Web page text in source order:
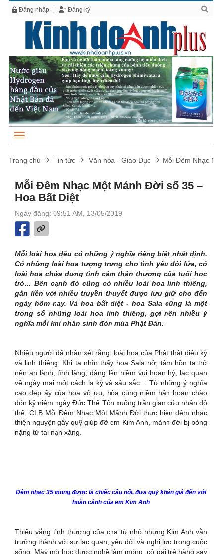
Đăng nhập Đăng ký
Trang chủ Tin tức Văn hóa - Giáo Dục Mỗi Đêm Nhạc
Mỗi Đêm Nhạc Một Mảnh Đời số 35 –
Hoa Bất Diệt
Ngày đăng: 09:51 AM, 13/05/2019
Mỗi loài hoa đều có những ý nghĩa riêng biệt nhất định.
Có những loài hoa tượng trưng cho tình yêu đôi lứa, có
loài hoa chứa đựng tình cảm thân thương của tuổi học
trò… Bên cạnh đó cũng có nhiều loài hoa linh thiêng,
gắn liền với nhiều truyền thuyết được lưu giữ cho đến
ngày hôm nay. Và hoa bất diệt - hoa Sala cũng là một
trong số những loài hoa linh thiêng, gợi nên nhiều ý
nghĩa mỗi khi nhân sinh đón mùa Phật Đản.
Nhiều người đã nhận xét rằng, loài hoa của Phật thật diệu kỳ
và linh thiêng. Khi ta nhìn thấy hoa Sala nở, tâm hồn ta trở
nên an lành, tĩnh lặng, dâng lên niềm vui hoan hỷ, lạc quan
về ngày mai một cách lạ kỳ và sâu sắc… Từ những ý nghĩa
cao đẹp ấy của hoa vô ưu, hòa cùng niềm hân hoan chào
đón kỷ niệm ngày Đức Thế Tôn xuống trần gian cứu nhân độ
thế, CLB Mỗi Đêm Nhạc Một Mảnh Đời thực hiện đêm nhạc
thiện nguyện gây quỹ giúp đỡ em Kim Anh, mảnh đời bị bỏng
nặng từ tai nạn xăng.
Đêm nhạc 35 mong được là chiếc cầu nối, đưa quý khán giả đến với
hoàn cảnh của em Kim Anh
Thiếu vắng tình thương của cha từ nhỏ nhưng Kim Anh vẫn
trưởng thành với sự lạc quan, yêu đời và nghị lực trong cuộc
sống. Mày mò học được nghề làm móng, cô gái trẻ hăng say